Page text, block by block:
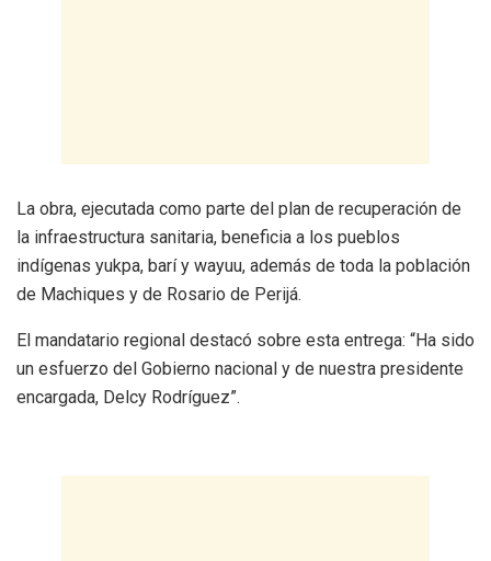
La obra, ejecutada como parte del plan de recuperación de
la infraestructura sanitaria, beneficia a los pueblos
indígenas yukpa, barí y wayuu, además de toda la población
de Machiques y de Rosario de Perijá.
El mandatario regional destacó sobre esta entrega: “Ha sido
un esfuerzo del Gobierno nacional y de nuestra presidente
encargada, Delcy Rodríguez”.